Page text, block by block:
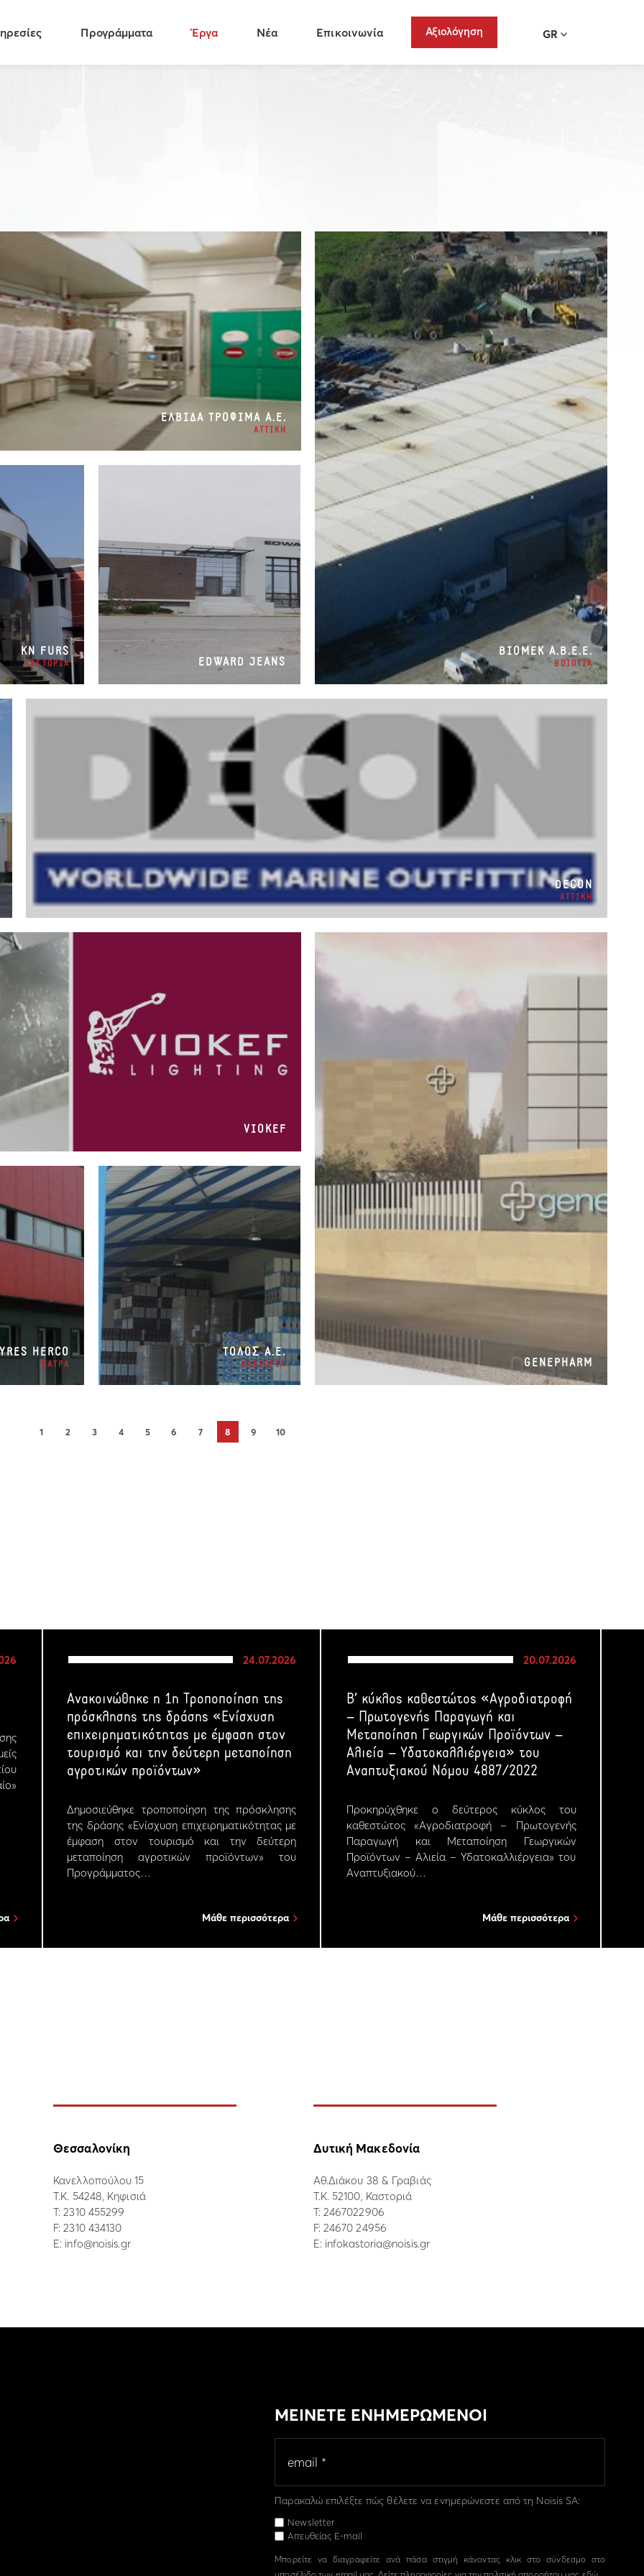
Προγράμματα Έργα Νέα Επικοινωνία Αξιολόγηση GR
ΕΛΒΙΔΑ ΤΡΟΦΙΜΑ Α.Ε.
ΑΤΤΙΚΗ
ΒΙΟΜΕΚ Α.Β.Ε.Ε.
ΒΟΙΩΤΙΑ
KN FURS
ΚΑΣΤΟΡΙΑ EDWARD JEANS
DECON
ΑΤΤΙΚΗ
VIOKEF
GENEPHARM
HERCO
ΠΑΤΡΑ
ΤΟΛΟΣ Α.Ε.
ΚΑΣΤΟΡΙΑ
1 2 3 4 5 6 7 8 9 10
24.07.2026
Ανακοινώθηκε η 1η Τροποποίηση της
πρόσκλησης της δράσης «Ενίσχυση
επιχειρηματικότητας με έμφαση στον
τουρισμό και την δεύτερη μεταποίηση
αγροτικών προϊόντων»
Δημοσιεύθηκε τροποποίηση της πρόσκλησης
της δράσης «Ενίσχυση επιχειρηματικότητας με
έμφαση στον τουρισμό και την δεύτερη
μεταποίηση αγροτικών προϊόντων» του
Προγράμματος…
Μάθε περισσότερα
20.07.2026
Β’ κύκλος καθεστώτος «Αγροδιατροφή
– Πρωτογενής Παραγωγή και
Μεταποίηση Γεωργικών Προϊόντων –
Αλιεία – Υδατοκαλλιέργεια» του
Αναπτυξιακού Νόμου 4887/2022
Προκηρύχθηκε ο δεύτερος κύκλος του
καθεστώτος «Αγροδιατροφή – Πρωτογενής
Παραγωγή και Μεταποίηση Γεωργικών
Προϊόντων – Αλιεία – Υδατοκαλλιέργεια» του
Αναπτυξιακού…
Μάθε περισσότερα
Θεσσαλονίκη
Κανελλοπούλου 15
Τ.Κ. 54248, Κηφισιά
Τ:2310 455299
F: 2310 434130
E: info@noisis.gr
Δυτική Μακεδονία
Αθ.Διάκου 38 & Γραβιάς
Τ.Κ. 52100, Καστοριά
Τ: 2467022906
F: 24670 24956
E: infokastoria@noisis.gr
ΜΕΙΝΕΤΕ ΕΝΗΜΕΡΩΜΕΝΟΙ
Παρακαλώ επιλέξτε πώς θέλετε να ενημερώνεστε από τη Noisis SA:
Newsletter
Απευθείας E-mail
Μπορείτε να διαγραφείτε ανά πάσα στιγμή κάνοντας κλικ στο σύνδεσμο στο
υποσέλιδο των email μας. Δείτε πληροφορίες για την πολιτική απορρήτου μας εδώ